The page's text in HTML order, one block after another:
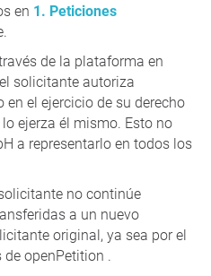
en 1. Peticiones
de la plataforma en
solicitante autoriza
el ejercicio de su derecho
ejerza él mismo. Esto no
a representarlo en todos los
no continúe
a un nuevo
original, ya sea por el
openPetition .